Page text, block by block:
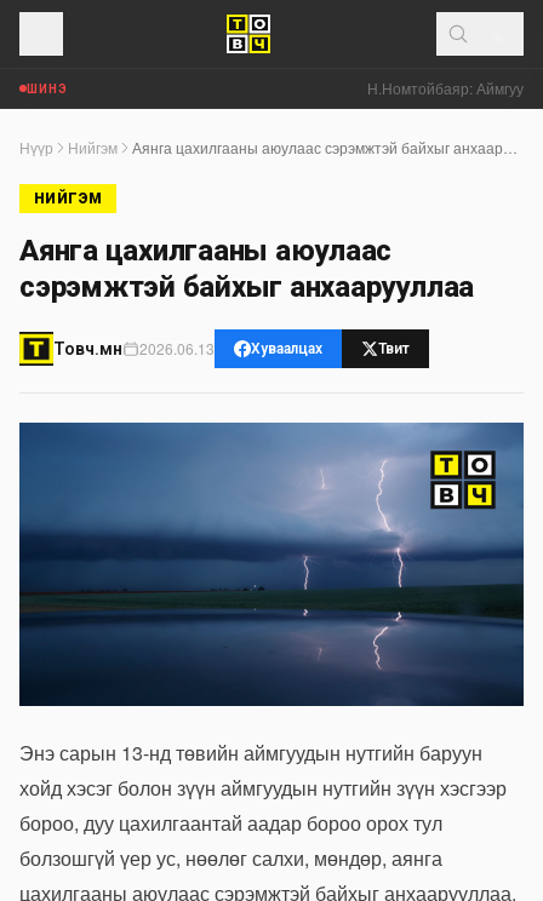
ШИНЭ Н.Номтойбаяр:
Нүүр Нийгэм
НИЙГЭМ
Аянга цахилгааны аюулаас
сэрэмжтэй байхыг анхаарууллаа
Товч.мн 2026.06.13 Хуваалцах Твит
Энэ сарын 13-нд төвийн аймгуудын нутгийн баруун
хойд хэсэг болон зүүн аймгуудын нутгийн зүүн хэсгээр
бороо, дуу цахилгаантай аадар бороо орох тул
болзошгүй үер ус, нөөлөг салхи, мөндөр, аянга
цахилгааны аюулаас сэрэмжтэй байхыг анхаарууллаа.